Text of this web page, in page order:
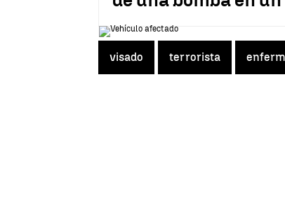
visado terrorista